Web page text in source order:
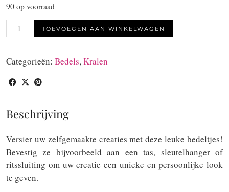
90 op voorraad
Bedeltje
crochet
aantal
TOEVOEGEN AAN WINKELWAGEN
Categorieën: Bedels,Kralen
Beschrijving
Versier uw zelfgemaakte creaties met deze leuke bedeltjes!
Bevestig ze bijvoorbeeld aan een tas, sleutelhanger of
ritssluiting om uw creatie een unieke en persoonlijke look
te geven.